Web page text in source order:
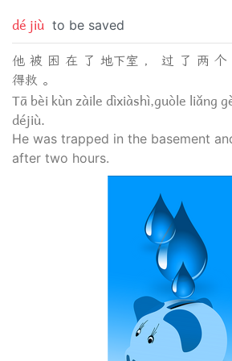
dé jiù to be saved
他 被 困 在 了 地下室 ， 过 了 两 个
得救 。
Tā bèi kùn zàile dìxiàshì,guòle liǎng
déjiù.
He was trapped in the basement
after two hours.